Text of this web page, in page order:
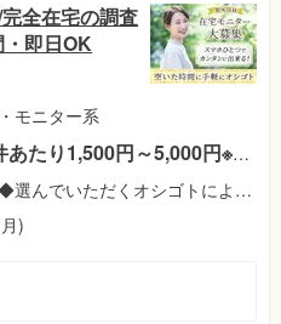
全在宅の調査
即日OK
モニター系
報酬：お仕事1件あたり1,500円～5,000円※案件によって異なります！ ◎稼働者にはさらに祝い金最大11,500円♪※弊社規定による
完全在宅も可能！◆選んでいただくオシゴトによって異なります！◎あなたのご都合に合わせて好きな時間に好きな場所で！【株式会社リアル・フェイス】
)